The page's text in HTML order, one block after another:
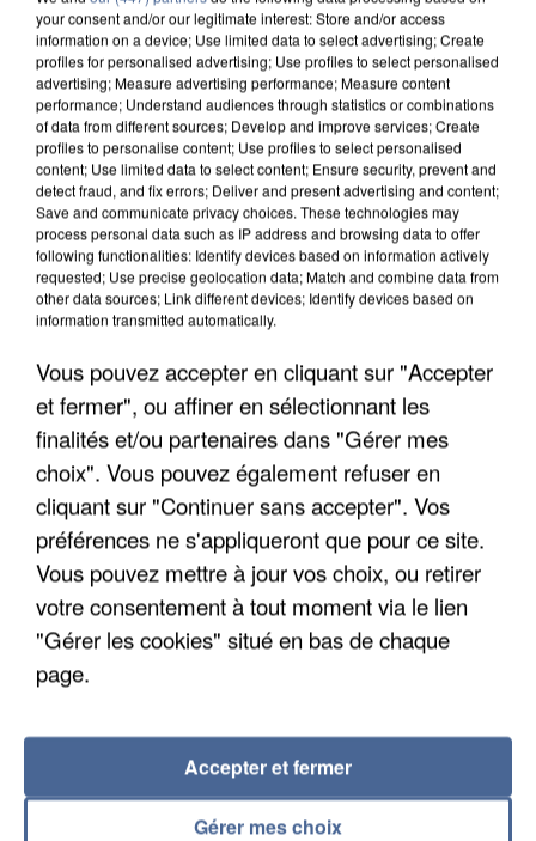
LES DONNÉES DE 300 000 CLIENTS DÉROBÉES À
INTERMARCHÉ APRÈS UNE...
LES FRANÇAIS, FANS DE LA FLEMME
your consent and/or our legitimate interest: Store and/or access
information on a device; Use limited data to select advertising; Create
profiles for personalised advertising; Use profiles to select personalised
advertising; Measure advertising performance; Measure content
performance; Understand audiences through statistics or combinations
of data from different sources; Develop and improve services; Create
profiles to personalise content; Use profiles to select personalised
content; Use limited data to select content; Ensure security, prevent and
detect fraud, and fix errors; Deliver and present advertising and content;
Save and communicate privacy choices. These technologies may
process personal data such as IP address and browsing data to offer
following functionalities: Identify devices based on information actively
requested; Use precise geolocation data; Match and combine data from
other data sources; Link different devices; Identify devices based on
information transmitted automatically.
Vous pouvez accepter en cliquant sur "Accepter
et fermer", ou affiner en sélectionnant les
finalités et/ou partenaires dans "Gérer mes
choix". Vous pouvez également refuser en
cliquant sur "Continuer sans accepter". Vos
préférences ne s'appliqueront que pour ce site.
Vous pouvez mettre à jour vos choix, ou retirer
votre consentement à tout moment via le lien
"Gérer les cookies" situé en bas de chaque
page.
Gérer mes choix
Accepter et fermer